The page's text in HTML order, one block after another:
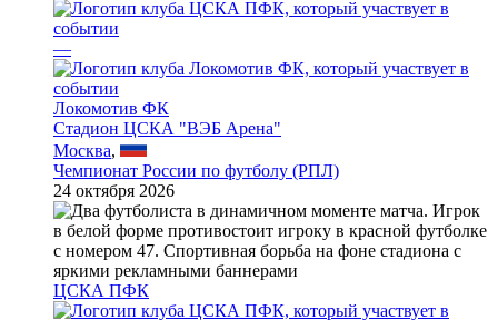
—
Локомотив ФК
Стадион ЦСКА "ВЭБ Арена"
Москва,
Чемпионат России по футболу (РПЛ)
24 октября 2026
ЦСКА ПФК